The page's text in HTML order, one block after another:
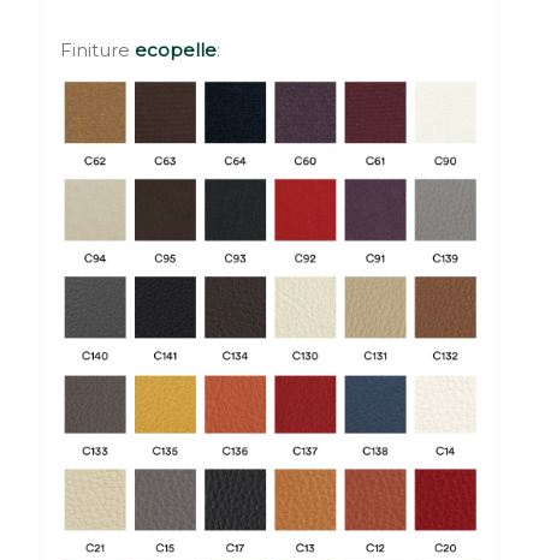
Finiture ecopelle: